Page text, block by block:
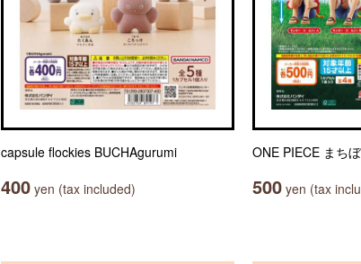
capsule flockies BUCHAgurumi
400 yen (tax included)
ONE PIECE まち
500 yen (tax